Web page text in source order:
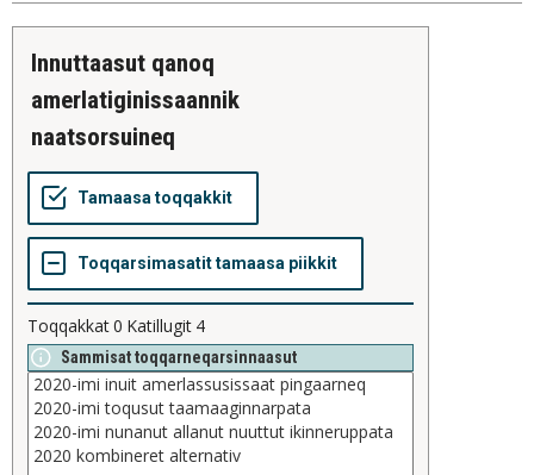
innuttaasut qanoq
amerlatiginissaannik
naatsorsuineq
Toqqakkat0 Katillugit 4
Sammisat toqqarneqarsinnaasut